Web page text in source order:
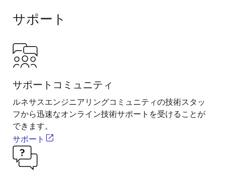
サポート
サポートコミュニティ
ルネサスエンジニアリングコミュニティの技術スタッ
フから迅速なオンライン技術サポートを受けることが
できます。
サポート